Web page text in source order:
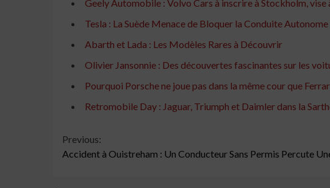
Geely Automobile : Volvo Cars à inscrire à Stockholm,
Tesla : La Suède Menace de Bloquer la Conduite
Abarth et Lada : Les Modèles Rares à Découvrir
Olivier Jansonnie : Des découvertes fascinantes sur les
Pourquoi Porsche ne joue pas dans la même cour que
Retromobile Day : Jaguar, Triumph et Daimler dans la
Continue
Previous:
Accident à Ouistreham : Un Conducteur Sans Permis Percute